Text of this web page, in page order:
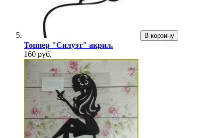
В корзину
Топпер "Силуэт" акрил.
160 руб.